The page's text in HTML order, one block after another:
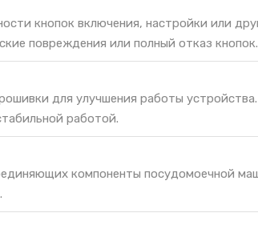
кнопок включения, настройки или
повреждения или полный отказ кнопок.
для улучшения работы
работой.
компоненты посудомоечной